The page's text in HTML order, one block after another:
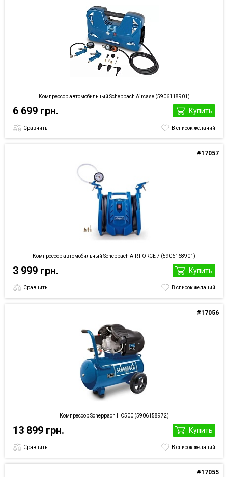
Компрессор автомобильный Scheppach Aircase (5906118901)
6 699 грн. Купить
Сравнить В список желаний
Компрессор автомобильный Scheppach AIR FORCE 7 (5906168901)
#17057
3 999 грн. Купить
Сравнить В список желаний
Компрессор Scheppach HC500 (5906158972)
#17056
13 899 грн. Купить
Сравнить В список желаний
#17055